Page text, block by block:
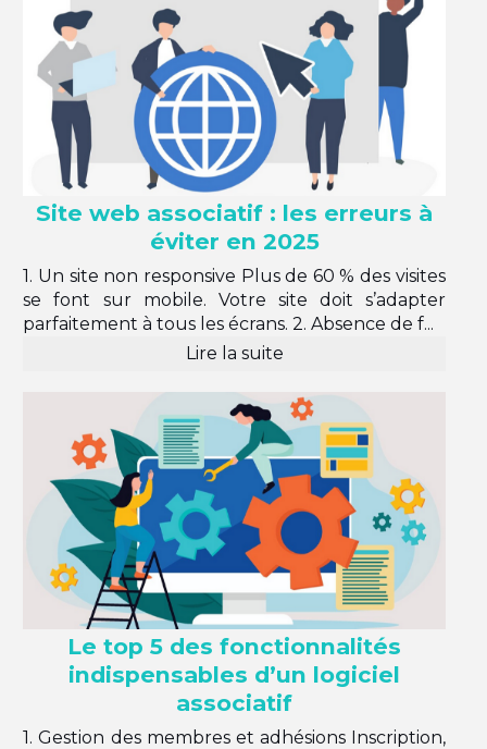
Site web associatif : les erreurs à
éviter en 2025
1. Un site non responsive Plus de 60 % des visites
se font sur mobile. Votre site doit s’adapter
parfaitement à tous les écrans. 2. Absence de f...
Lire la suite
Le top 5 des fonctionnalités
indispensables d’un logiciel
associatif
1. Gestion des membres et adhésions Inscription,